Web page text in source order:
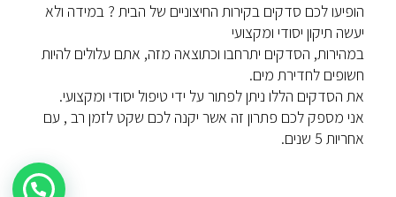
הופיעו לכם סדקים בקירות החיצוניים של הבית ? במידה ולא
יעשה תיקון יסודי ומקצועי
במהירות, הסדקים יתרחבו וכתוצאה מזה, אתם עלולים להיות
חשופים לחדירת מים.
את הסדקים הללו ניתן לפתור על ידי טיפול יסודי ומקצועי.
אני מספק לכם פתרון זה אשר יקנה לכם שקט לזמן רב , עם
אחריות 5 שנים.